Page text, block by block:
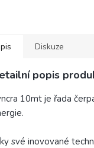
Diskuze
popis
10mt je řada
své inovované